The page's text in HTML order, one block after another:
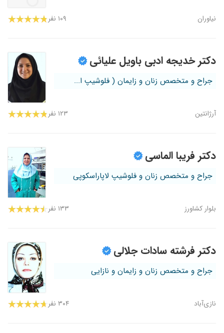
نیاوران ۱۰۹ نفر
دکتر خدیجه ادبی باویل علیائی
جراح و متخصص زنان و زایمان ( فلوشیپ ا...
آرژانتین ۱۲۳ نفر
دکتر فریبا الماسی
جراح و متخصص زنان و فلوشیپ لاپاراسکوپی
بلوار کشاورز ۱۳۳ نفر
دکتر فرشته سادات جلالی
جراح و متخصص زنان و زایمان و نازایی
نازی‌آباد ۳۰۴ نفر